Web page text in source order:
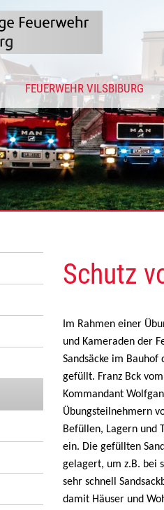
FEUERWEHR VILSBIBURG
Schutz
Im Rahmen einer
und Kameraden der
Sandsäcke im
gefüllt. Franz Bck
Kommandant
Übungsteilnehmern
Befüllen, Lagern und
ein. Die gefüllten
gelagert, um z.B. bei
sehr schnell
damit Häuser und